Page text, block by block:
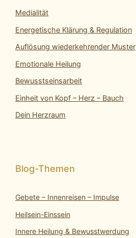
Medialität
Energetische Klärung & Regulation
Auflösung wiederkehrender Muster
Emotionale Heilung
Bewusstseinsarbeit
Einheit von Kopf – Herz – Bauch
Dein Herzraum
Gebete – Innenreisen – Impulse
Heilsein-Einssein
Innere Heilung & Bewusstwerdung